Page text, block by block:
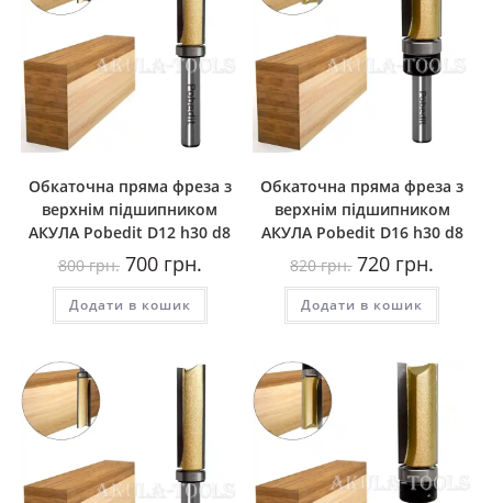
Обкаточна пряма фреза з
верхнім підшипником
AКУЛА Pobedit D12 h30 d8
800грн. Оригінальна
ціна:
800
грн..
700грн.ціна:
700
Додати в кошик
Обкаточна пряма фреза з
верхнім підшипником
AКУЛА Pobedit D16 h30 d8
820грн. Оригінальна
ціна:
820
грн..
720 грн.
720
Додати в кошик